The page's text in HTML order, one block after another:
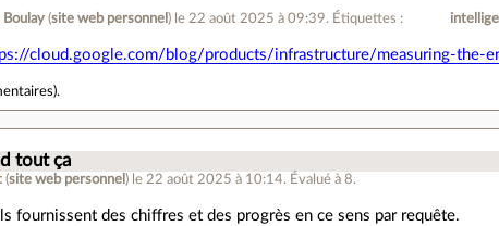
Boulay (site web personnel ) le 22 août 2025 à 09:39. Étiquettes :
cloud.google.com/blog/products/infrastructure/measuring-the-
).
tout ça
(site web personnel ) le 22 août 2025 à 10:14. Évalué à8.
fournissent des chiffres et des progrès en ce sens par requête.